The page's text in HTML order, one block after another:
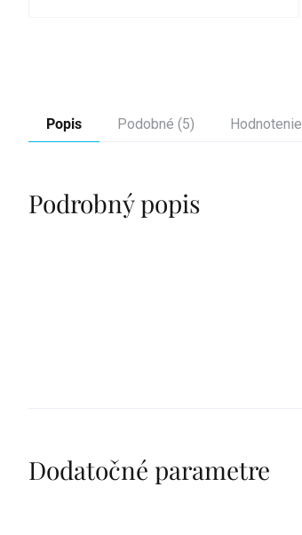
Popis Podobné (5) Hodnotenie
Podrobný popis
Dodatočné parametre